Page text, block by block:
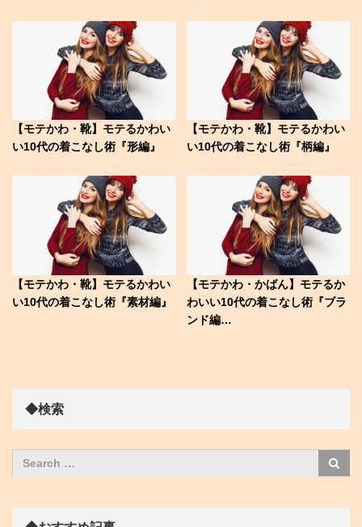
【モテかわ・靴】モテるかわい
い10代の着こなし術『形編』
【モテかわ・靴】モテるかわい
い10代の着こなし術『柄編』
【モテかわ・靴】モテるかわい
い10代の着こなし術『素材編』
【モテかわ・かばん】モテるか
わいい10代の着こなし術『ブラ
ンド編…
◆検索